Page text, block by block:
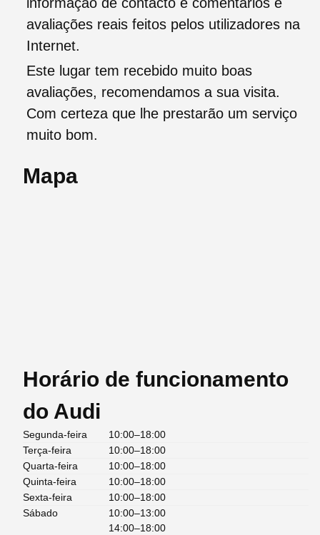
informação de contacto e comentários e
avaliações reais feitos pelos utilizadores na
Internet.
Este lugar tem recebido muito boas
avaliações, recomendamos a sua visita.
Com certeza que lhe prestarão um serviço
muito bom.
Mapa
Horário de funcionamento
do Audi
Segunda-feira
10:00–18:00
Terça-feira
10:00–18:00
Quarta-feira
10:00–18:00
Quinta-feira
10:00–18:00
Sexta-feira
10:00–18:00
Sábado
10:00–13:00
14:00–18:00